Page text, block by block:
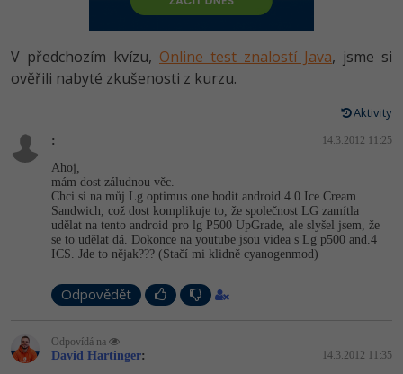
HTML5, CSS3, Bootstrap, SEO
SQL a databáze
React
Spring
ASP.NET MVC
PHP
JavaScript
UML a návrhové vzory
MySQL/MariaDB
MS-SQL
Vývojář mobilních aplikací
Specialista na AI a bigdata
Tester
Systémový administrátor
Grafik / UX/UI návrhář
3D grafik
Projektový manažer
-80%
JavaScript -80%
Swift -80%
Kotlin -80%
-80%
VB.NET
SQL
V předchozím kvízu, Online test znalostí Java, jsme si
ověřili nabyté zkušenosti z kurzu.
Aktivity
: 14.3.2012 11:25
Ahoj,
mám dost záludnou věc.
Chci si na můj Lg optimus one hodit android 4.0 Ice Cream
Sandwich, což dost komplikuje to, že společnost LG zamítla
udělat na tento android pro lg P500 UpGrade, ale slyšel jsem, že
se to udělat dá. Dokonce na youtube jsou videa s Lg p500 and.4
ICS. Jde to nějak??? (Stačí mi klidně cyanogenmod)
Odpovědět
Odpovídá na
David Hartinger: 14.3.2012 11:35